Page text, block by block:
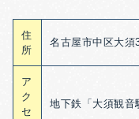
住
所
名古屋市中区大須
ア
ク
セ
地下鉄「大須観音